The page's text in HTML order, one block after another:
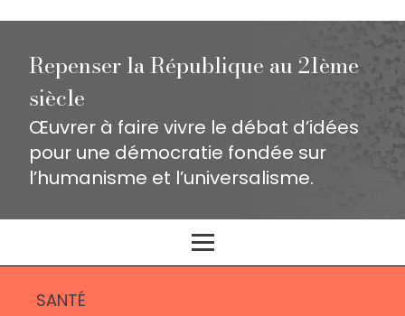
Repenser la République au 21ème
siècle
Œuvrer à faire vivre le débat d’idées
pour une démocratie fondée sur
l’humanisme et l’universalisme.
SANTÉ